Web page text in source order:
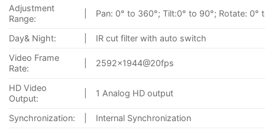
Adjustment
Range:
Pan: 0° to 360°; Tilt:0° to 90°; Rotate: 0°
Day& Night:
IR cut filter with auto switch
Video Frame
Rate:
2592×1944@20fps
HD Video
Output:
1 Analog HD output
Synchronization: Internal Synchronization